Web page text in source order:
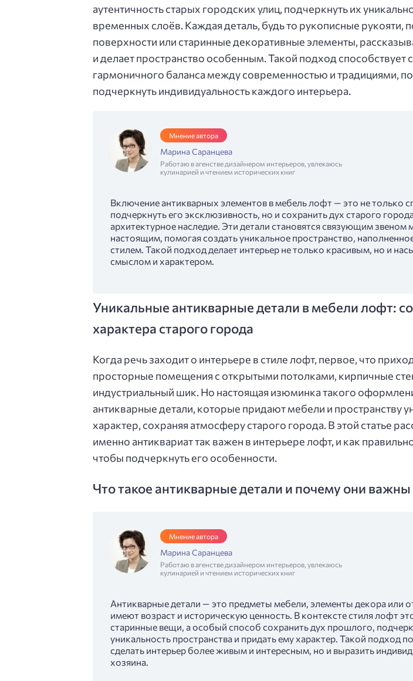
аутентичность старых городских улиц, подчеркнуть их
временных слоёв. Каждая деталь, будь то рукописные рукояти,
поверхности или старинные декоративные элементы,
и делает пространство особенным. Такой подход способствует
гармоничного баланса между современностью и традициями,
подчеркнуть индивидуальность каждого интерьера.
Мнение автора
Марина Саранцева
Работаю в агенстве дизайнером интерьеров, увлекаюсь
кулинарией и чтением исторических книг
Включение антикварных элементов в мебель лофт — это не только
подчеркнуть его эксклюзивность, но и сохранить дух старого
архитектурное наследие. Эти детали становятся связующим
настоящим, помогая создать уникальное пространство,
стилем. Такой подход делает интерьер не только красивым, но и
смыслом и характером.
Уникальные антикварные детали в мебели лофт:
характера старого города
Когда речь заходит о интерьере в стиле лофт, первое, что
просторные помещения с открытыми потолками, кирпичные
индустриальный шик. Но настоящая изюминка такого
антикварные детали, которые придают мебели и пространству
характер, сохраняя атмосферу старого города. В этой статье
именно антиквариат так важен в интерьере лофт, и как
чтобы подчеркнуть его особенности.
Что такое антикварные детали и почему они
Мнение автора
Марина Саранцева
Работаю в агенстве дизайнером интерьеров, увлекаюсь
кулинарией и чтением исторических книг
Антикварные детали — это предметы мебели, элементы декора или
имеют возраст и историческую ценность. В контексте стиля лофт
старинные вещи, а особый способ сохранить дух прошлого,
уникальность пространства и придать ему характер. Такой подход
сделать интерьер более живым и интересным, но и выразить
хозяина.